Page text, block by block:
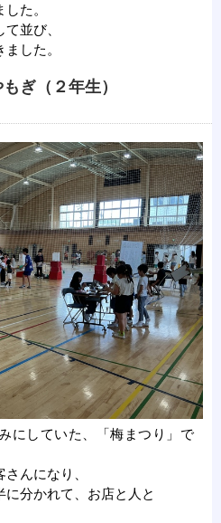
た。
並び、
した。
ぎ（２年生）
にしていた、「梅まつり」で
んになり、
に分かれて、お店と人と